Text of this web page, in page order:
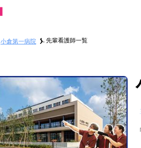
小倉第一病院 先輩看護師一覧